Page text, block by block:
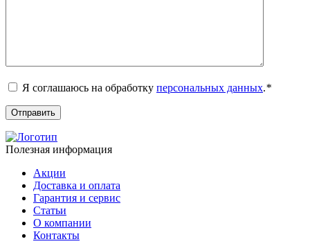
Я соглашаюсь на обработку персональных данных.*
Полезная информация
Акции
Доставка и оплата
Гарантия и сервис
Статьи
О компании
Контакты